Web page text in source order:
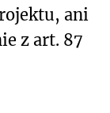
ani
z art. 87